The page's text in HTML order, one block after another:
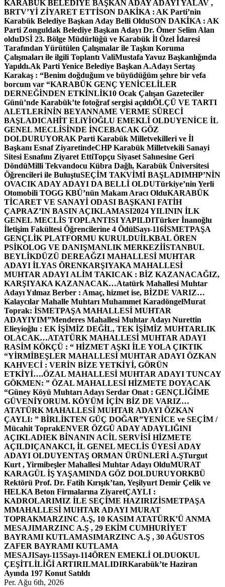
KARABÜK BELEDİYE BAŞKAN ADAY ADAYI YALAV ,
BRTV’Yİ ZİYARET ETTİSON DAKİKA : AK Parti’nin
Karabük Belediye Başkan Aday Belli OlduSON DAKİKA : AK
Parti Zonguldak Belediye Başkan Adayı Dr. Ömer Selim Alan
olduDSİ 23. Bölge Müdürlüğü ve Karabük İl Özel İdaresi
Tarafından Yürütülen Çalışmalar ile Taşkın Koruma
Çalışmaları ile ilgili Toplantı ValiMustafa Yavuz Başkanlığında
Yapıldı.Ak Parti Yenice Belediye Başkan A.Adayı Sertaş
Karakaş : “Benim doğduğum ve büyüdüğüm şehre bir vefa
borcum var “KARABÜK GENÇ YENİCELİLER
DERNEĞİNDEN ETKİNLİK10 Ocak Çalışan Gazeteciler
Günü’nde Karabük’te fotoğraf sergisi açıldıÖLÇÜ VE TARTI
ALETLERİNİN BEYANNAME VERME SÜRECİ
BAŞLADICAHİT ELiYİOĞLU EMEKLİ OLDUYENİCE İL
GENEL MECLİSİNDE İNCEBACAK GÖZ
DOLDURUYORAK Parti Karabük Milletvekilleri ve İl
Başkanı Esnaf ZiyaretindeCHP Karabük Milletvekili Sanayi
Sitesi Esnafını Ziyaret EttiTopçu Siyaset Sahnesine Geri
DöndüMilli Tekvandocu Kübra Dağlı, Karabük Üniversitesi
Öğrencileri ile BuluştuSEÇİM TAKVİMİ BAŞLADIMHP’NİN
OVACIK ADAY ADAYI DA BELLİ OLDUTürkiye’nin Yerli
Otomobili TOGG KBÜ’nün Makam Aracı OlduKARABÜK
TİCARET VE SANAYİ ODASI BAŞKANI FATİH
ÇAPRAZ’IN BASIN AÇIKLAMASI2024 YILININ İLK
GENEL MECLİS TOPLANTISI YAPILDITürker İnanoğlu
İletişim Fakültesi Öğrencilerine 4 ÖdülSayı-116İSMETPAŞA
GENÇLİK PLATFORMU KURULDUİLKBAL ÖREN
PSİKOLOG VE DANIŞMANLIK MERKEZİİSTANBUL
BEYLİKDÜZÜ DEREAĞZI MAHALLESİ MUHTAR
ADAYI İLYAS ÖRENKARŞIYAKA MAHALLESİ
MUHTAR ADAYI ALİM TAKICAK : BİZ KAZANACAĞIZ,
KARŞIYAKA KAZANACAK…Atatürk Mahallesi Muhtar
Adayı Yılmaz Berber : Amaç, hizmet ise, BİZDE VARIZ…
Kalaycılar Mahalle Muhtarı Muhammet KaradöngelMurat
Toprak: İSMETPAŞA MAHALLESİ MUHTAR
ADAYIYIM”Menderes Mahallesi Muhtar Adayı Nurettin
Elieyioğlu : EK İŞİMİZ DEĞİL, TEK İŞİMİZ MUHTARLIK
OLACAK…ATATÜRK MAHALLESİ MUHTAR ADAYI
RASİM KÖKÇÜ : “ HİZMET AŞKI İLE YOLA ÇIKTIK
“YİRMİBEŞLER MAHALLESİ MUHTAR ADAYI ÖZKAN
KAHVECİ : VERİN BİZE YETKİYİ, GÖRÜN
ETKİYİ….ÖZAL MAHALLESİ MUHTAR ADAYI TUNCAY
GÖKMEN: ” ÖZAL MAHALLESİ HİZMETE DOYACAK
“Güney Köyü Muhtarı Adayı Serdar Onat : GENÇLİĞİME
GÜVENİYORUM. KÖYÜM İÇİN BİZ DE VARIZ…
ATATÜRK MAHALLESİ MUHTAR ADAYI ÖZKAN
ÇAYLI: ” BİRLİKTEN GÜÇ DOĞAR”YENİCE ve SEÇİM /
Mücahit ToprakENVER ÖZGÜ ADAY ADAYLIĞINI
AÇIKLADIEK BİNANIN ACİL SERVİSİ HİZMETE
AÇILDIÇANAKCI, İL GENEL MECLİS ÜYESİ ADAY
ADAYI OLDUYENTAŞ ORMAN ÜRÜNLERİ A.ŞTurgut
Kurt , Yirmibeşler Mahallesi Muhtar Adayı OlduMURAT
KARAGÜL İŞ YAŞAMINDA GÖZ DOLDURUYORKBÜ
Rektörü Prof. Dr. Fatih Kırışık’tan, Yeşilyurt Demir Çelik ve
HELKA Beton Firmalarına ZiyaretÇAYLI :
KADROLARIMIZ İLE SEÇİME HAZIRIZİSMETPAŞA
MMAHALLESİ MUHTAR ADAYI MURAT
TOPRAKMARZINC A.Ş, 10 KASIM ATATÜRK’Ü ANMA
MESAJIMARZINC A.Ş , 29 EKİM CUMHURİYET
BAYRAMI KUTLAMASIMARZINC A.Ş , 30 AĞUSTOS
ZAFER BAYRAMI KUTLAMA
MESAJISayı-115Sayı-114ÖREN EMEKLİ OLDUOKUL
ÇEŞİTLİLİĞİ ARTIRILMALIDIRKarabük’te Haziran
Ayında 197 Konut Satıldı
Per. Ağu 6th, 2026